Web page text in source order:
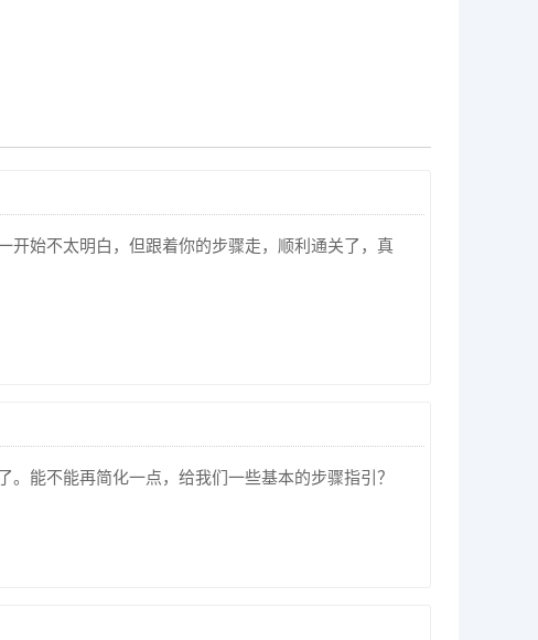
开始不太明白，但跟着你的步骤走，顺利通关了，真
能不能再简化一点，给我们一些基本的步骤指引？